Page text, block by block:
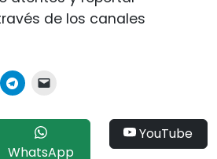
de los canales
WhatsApp
YouTube